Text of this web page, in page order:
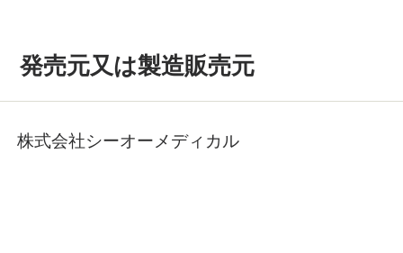
発売元又は製造販売元
株式会社シーオーメディカル